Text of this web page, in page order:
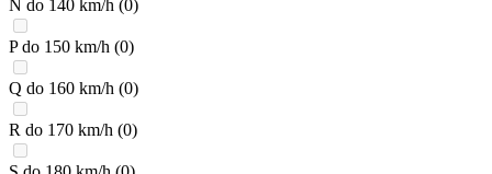
N do 140 km/h (0)
P do 150 km/h (0)
Q do 160 km/h (0)
R do 170 km/h (0)